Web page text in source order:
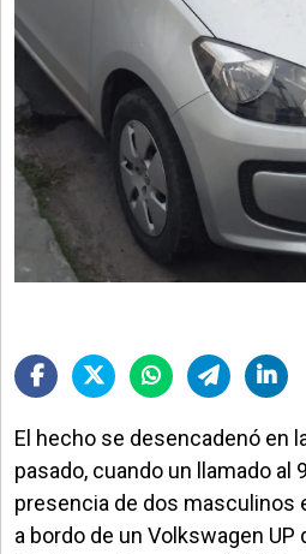
El hecho se desencadenó en
pasado, cuando un llamado al
presencia de dos masculinos
a bordo de un Volkswagen UP